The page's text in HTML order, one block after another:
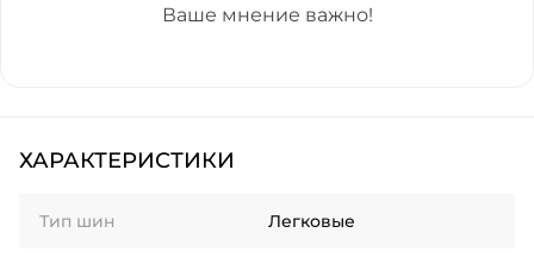
Ваше мнение важно!
ХАРАКТЕРИСТИКИ
Тип шин Легковые